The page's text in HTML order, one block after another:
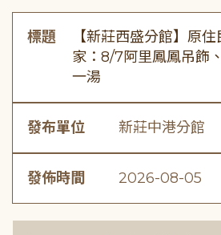
標題
【新莊西盛分館】原
家：8/7阿里鳳鳳吊飾
一湯
發布單位 新莊中港分館
發佈時間 2026-08-05